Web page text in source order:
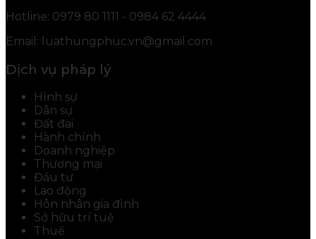
Hotline: 0979 80 1111 - 0984 62 4444
Email: luathungphuc.vn@gmail.com
Dịch vụ pháp lý
Hình sự
Dân sự
Đất đai
Hành chính
Doanh nghiệp
Thương mại
Đầu tư
Lao động
Hôn nhân gia đình
Sở hữu trí tuệ
Thuế